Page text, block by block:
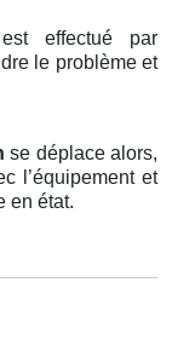
effectué par
le problème et
se déplace alors,
l’équipement et
en état.